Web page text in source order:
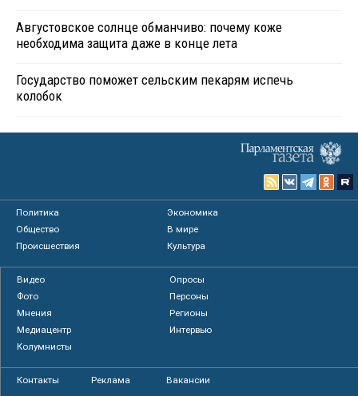
Августовское солнце обманчиво: почему коже
необходима защита даже в конце лета
Государство поможет сельским пекарям испечь
колобок
Политика
Экономика
Общество
В мире
Происшествия
Культура
Видео
Опросы
Фото
Персоны
Мнения
Регионы
Медиацентр
Интервью
Колумнисты
Контакты Реклама Вакансии